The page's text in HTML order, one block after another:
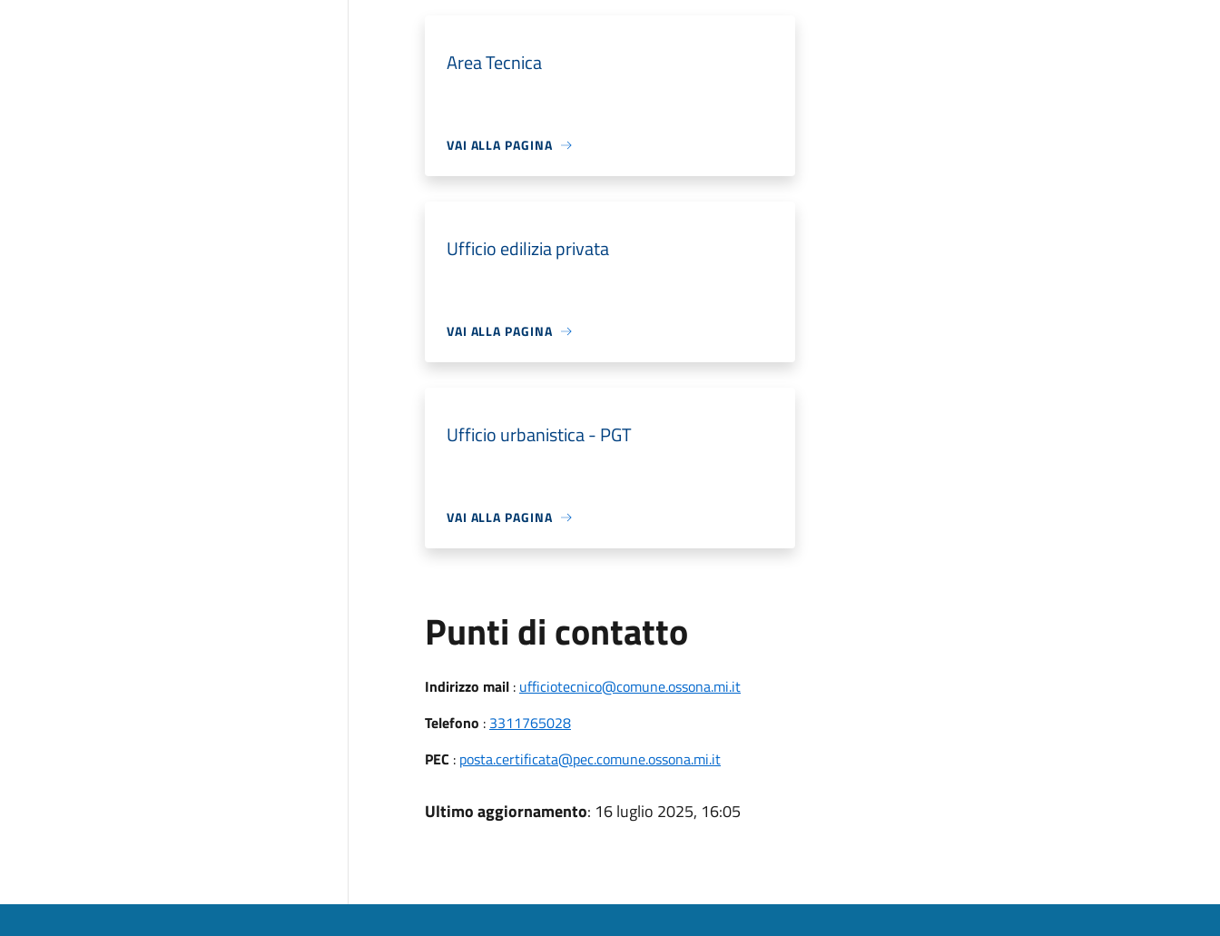
Area Tecnica
VAI ALLA PAGINA
Ufficio edilizia privata
VAI ALLA PAGINA
Ufficio urbanistica - PGT
VAI ALLA PAGINA
Punti di contatto
Indirizzo mail: ufficiotecnico@comune.ossona.mi.it
Telefono : 3311765028
PEC : posta.certificata@pec.comune.ossona.mi.it
Ultimo aggiornamento: 16 luglio 2025, 16:05